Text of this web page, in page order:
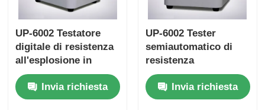
UP-6002 Testatore
digitale di resistenza
all'esplosione in
cartone con
funzionamento
semiautomatico e
Invia richiesta
UP-6002 Tester
semiautomatico di
resistenza
all'esplosione del
cartone con display
digitale e trasduttore
Invia richiesta